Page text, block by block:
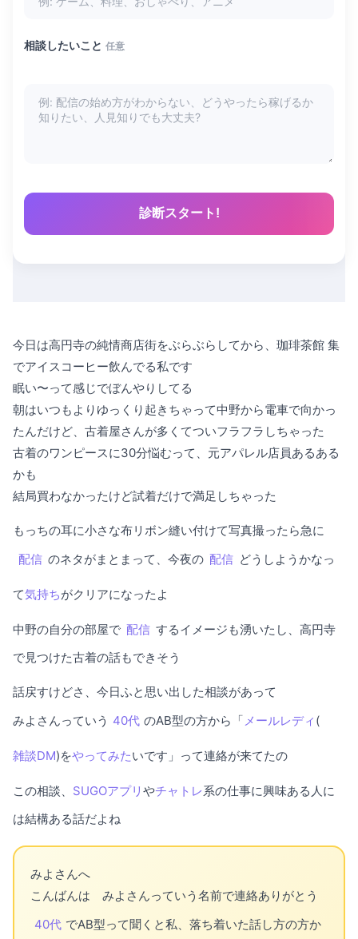
相談したいこと 任意
診断スタート!
今日は高円寺の純情商店街をぶらぶらしてから、珈琲茶館 集
でアイスコーヒー飲んでる私です
眠い〜って感じでぼんやりしてる
朝はいつもよりゆっくり起きちゃって中野から電車で向かっ
たんだけど、古着屋さんが多くてついフラフラしちゃった
古着のワンピースに30分悩むって、元アパレル店員あるある
かも
結局買わなかったけど試着だけで満足しちゃった
もっちの耳に小さな布リボン縫い付けて写真撮ったら急に
配信 のネタがまとまって、今夜の 配信 どうしようかなっ
て気持ちがクリアになったよ
中野の自分の部屋で 配信 するイメージも湧いたし、高円寺
で見つけた古着の話もできそう
話戻すけどさ、今日ふと思い出した相談があって
みよさんっていう 40代 のAB型の方から「 メールレディ (
雑談DM)をやってみたいです」って連絡が来てたの
この相談、 SUGOアプリ やチャトレ系の仕事に興味ある人に
は結構ある話だよね
みよさんへ
こんばんは みよさんっていう名前で連絡ありがとう
40代 でAB型って聞くと私、落ち着いた話し方の方か